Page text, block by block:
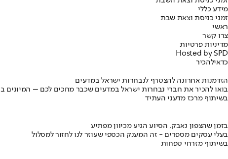
מידע כללי
זמני כניסת וצאת שבת
ראשי
צרו קשר
מדיניות פרטיות
Hosted by SPD
כדאילהכיר
הזדמנות אחרונה להצטרף לנבחרות ישראל במדעים
בואו להכיר את חברי נבחרות ישראל במדעים שכבר מחכים לכם – המיונים
בשיתוף מרכז מדעני העתיד
בזמן שהצפון נאבק, הסיוע הגיע מכיוון מפתיע
בעלי עסקים מספרים - זה המענק הכספי שעוזר לנו לחזור למסלול
בשיתוף מזרחי טפחות